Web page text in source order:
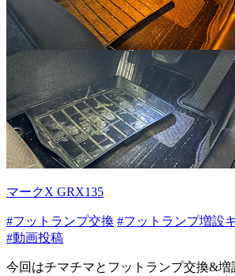
マークX GRX135
#フットランプ交換 #フットランプ増設
#動画投稿
今回はチマチマとフットランプ交換&増